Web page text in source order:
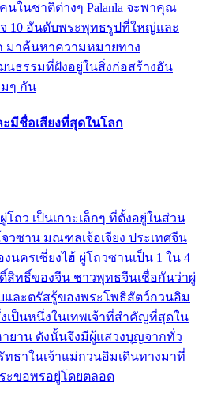
ในชาติต่างๆ Palanla จะพาคุณ
10 อันดับพระพุทธรูปที่ใหญ่และ
มาค้นหาความหมายทาง
นธรรมที่ฝังอยู่ในสิ่งก่อสร้างอัน
มๆ กัน
มีชื่อเสียงที่สุดในโลก
โถว เป็นเกาะเล็กๆ ที่ตั้งอยู่ในส่วน
วซาน มณฑลเจ้อเจียง ประเทศจีน
นครเซี่ยงไฮ้ ผู่โถวซานเป็น 1 ใน 4
สิทธิ์ของจีน ชาวพุทธจีนเชื่อกันว่าผู่
และตรัสรู้ของพระโพธิสัตว์กวนอิม
เป็นหนึ่งในเทพเจ้าที่สำคัญที่สุดใน
ยาน ดังนั้นจึงมีผู้แสวงบุญจากทั่ว
ทธาในเจ้าแม่กวนอิมเดินทางมาที่
ะขอพรอยู่โดยตลอด